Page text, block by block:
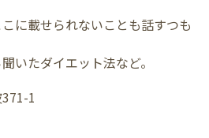
に載せられないことも話すつも
いたダイエット法など。
1